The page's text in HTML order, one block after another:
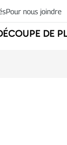
Pour nous joindre
DE